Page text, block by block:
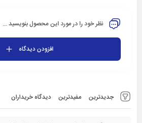
جدیدترین مفیدترین دیدگاه خریداران
نظر خود را در مورد این محصول بنویسید ...
افزودن دیدگاه